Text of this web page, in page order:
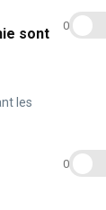
sont
les
0
0